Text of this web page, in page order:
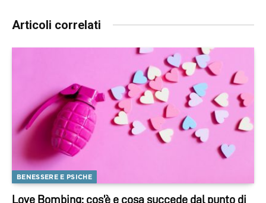
Articoli correlati
BENESSERE E PSICHE
Love Bombing: cos’è e cosa succede dal punto di